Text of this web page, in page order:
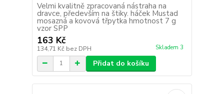
Velmi kvalitně zpracovaná nástraha na
dravce, především na štiky. háček Mustad
mosazná a kovová třpytka hmotnost 7 g
vzor SPP
163 Kč
134,71 Kč bez DPH Skladem 3
Přidat do košíku